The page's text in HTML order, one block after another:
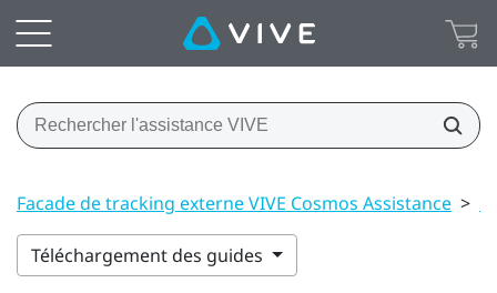
Facade de tracking externe VIVE Cosmos Assistance >
Téléchargement des guides